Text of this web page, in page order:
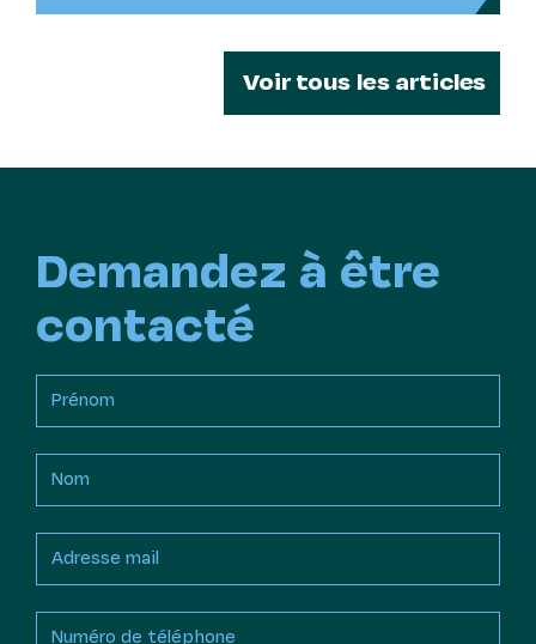
Voir tous les articles
Demandez à être
contacté